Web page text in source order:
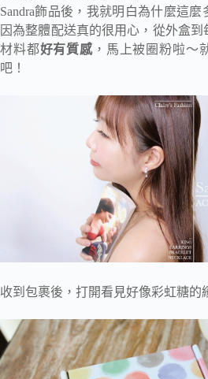
Sandra飾品後，我就明白為什麼這
因為整體配送真的很用心，從外盒
材料都好有質感，馬上被圈粉啦～
吧！
收到包裹後，打開看見好像彩虹糖的